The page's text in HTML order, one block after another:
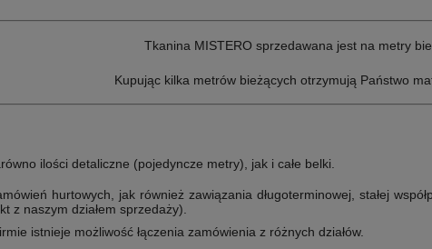
Tkanina MISTERO sprzedawana jest na metry
Kupując kilka metrów bieżących otrzymują Państwo
ilości detaliczne (pojedyncze metry), jak i całe belki.
hurtowych, jak również zawiązania długoterminowej, stałej
z naszym działem sprzedaży).
istnieje możliwość łączenia zamówienia z różnych działów.